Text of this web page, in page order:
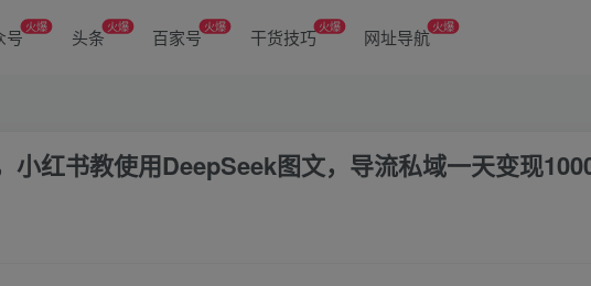
号 火爆 头条 火爆 百家号火爆 干货技巧 火爆 网址导航火爆
小红书教使用DeepSeek图文，导流私域一天变现